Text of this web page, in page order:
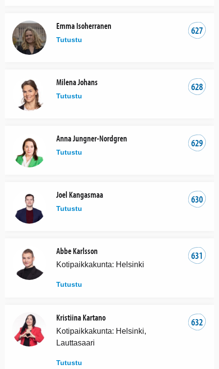
627
Emma Isoherranen
Tutustu
628
Milena Johans
Tutustu
629
Anna Jungner-Nordgren
Tutustu
630
Joel Kangasmaa
Tutustu
631
Abbe Karlsson
Kotipaikkakunta: Helsinki
Tutustu
632
Kristiina Kartano
Kotipaikkakunta: Helsinki,
Lauttasaari
Tutustu